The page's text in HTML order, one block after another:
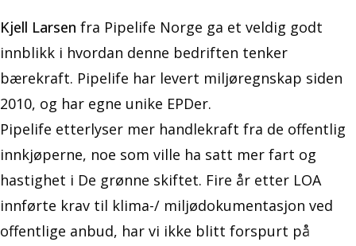
Kjell Larsen fra Pipelife Norge ga et veldig godt
innblikk i hvordan denne bedriften tenker
bærekraft. Pipelife har levert miljøregnskap siden
2010, og har egne unike EPDer.
Pipelife etterlyser mer handlekraft fra de offentlig
innkjøperne, noe som ville ha satt mer fart og
hastighet i De grønne skiftet. Fire år etter LOA
innførte krav til klima-/ miljødokumentasjon ved
offentlige anbud, har vi ikke blitt forspurt på